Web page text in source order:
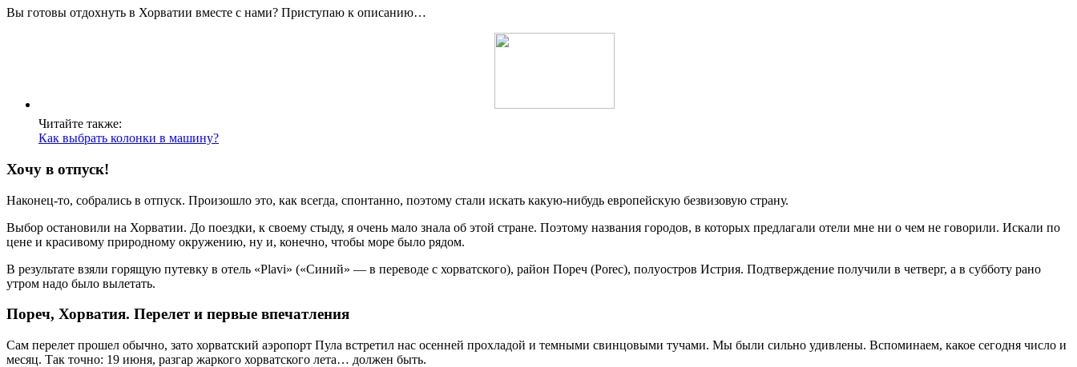
Вы готовы отдохнуть в Хорватии вместе с нами? Приступаю к описанию…
Читайте также:
Как выбрать колонки в машину?
Хочу в отпуск!
Наконец-то, собрались в отпуск. Произошло это, как всегда, спонтанно, поэтому стали искать какую-нибудь европейскую безвизовую страну.
Выбор остановили на Хорватии. До поездки, к своему стыду, я очень мало знала об этой стране. Поэтому названия городов, в которых предлагали отели мне ни о чем не говорили. Искали по
цене и красивому природному окружению, ну и, конечно, чтобы море было рядом.
В результате взяли горящую путевку в отель «Plavi» («Синий» — в переводе с хорватского), район Пореч (Porec), полуостров Истрия. Подтверждение получили в четверг, а в субботу рано
утром надо было вылетать.
Пореч, Хорватия. Перелет и первые впечатления
Сам перелет прошел обычно, зато хорватский аэропорт Пула встретил нас осенней прохладой и темными свинцовыми тучами. Мы были сильно удивлены. Вспоминаем, какое сегодня число и
месяц. Так точно: 19 июня, разгар жаркого хорватского лета… должен быть.